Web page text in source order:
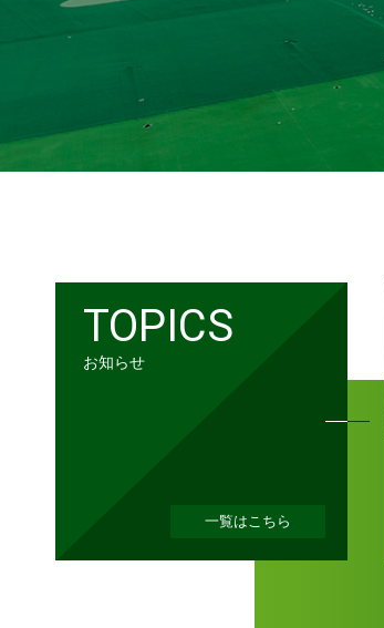
TOPICS
お知らせ
一覧はこちら